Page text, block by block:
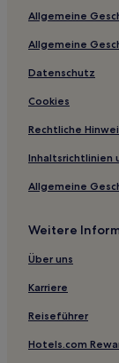
Allgemeine
Allgemeine
Datenschutz
Cookies
Rechtliche
Inhaltsrichtlinien
Allgemeine
Weitere
Über uns
Karriere
Reiseführer
Hotels.com